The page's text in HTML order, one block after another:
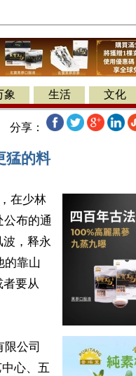
象 生活 文化
分享：
猛的料
在少林
布的通
，释永
的靠山
者要从
公司
心、五